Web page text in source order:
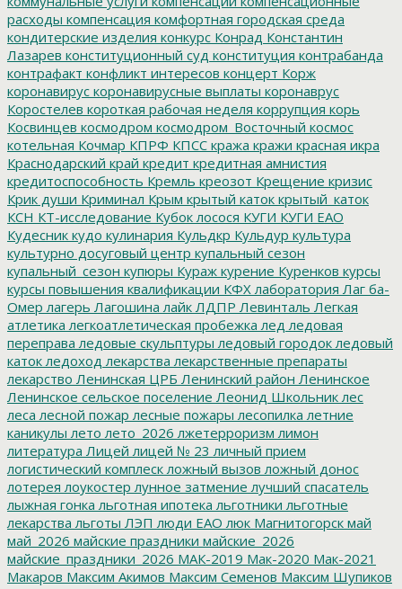
расходы компенсация комфортная городская среда
кондитерские изделия конкурс Конрад Константин
Лазарев конституционный суд конституция контрабанда
контрафакт конфликт интересов концерт Корж
коронавирус коронавирусные выплаты коронаврус
Коростелев короткая рабочая неделя коррупция корь
Косвинцев космодром космодром_Восточный космос
котельная Кочмар КПРФ КПСС кража кражи красная икра
Краснодарский край кредит кредитная амнистия
кредитоспособность Кремль креозот Крещение кризис
Крик души Криминал Крым крытый каток крытый_каток
КСН КТ-исследование Кубок лосося КУГИ КУГИ ЕАО
Кудесник кудо кулинария Кульдкр Кульдур культура
культурно досуговый центр купальный сезон
купальный_сезон купюры Кураж курение Куренков курсы
курсы повышения квалификации КФХ лаборатория Лаг ба-
Омер лагерь Лагошина лайк ЛДПР Левинталь Легкая
атлетика легкоатлетическая пробежка лед ледовая
переправа ледовые скульптуры ледовый городок ледовый
каток ледоход лекарства лекарственные препараты
лекарство Ленинская ЦРБ Ленинский район Ленинское
Ленинское сельское поселение Леонид Школьник лес
леса лесной пожар лесные пожары лесопилка летние
каникулы лето лето_2026 лжетерроризм лимон
литература Лицей лицей № 23 личный прием
логистический комплеск ложный вызов ложный донос
лотерея лоукостер лунное затмение лучший спасатель
лыжная гонка льготная ипотека льготники льготные
лекарства льготы ЛЭП люди ЕАО люк Магнитогорск май
май_2026 майские праздники майские_2026
майские_праздники_2026 МАК-2019 Мак-2020 Мак-2021
Макаров Максим Акимов Максим Семенов Максим Шупиков